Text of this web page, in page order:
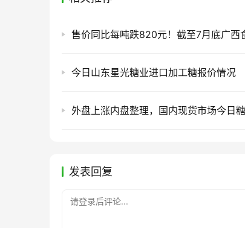
今日山东星光糖业进口加工糖报价情况
发表回复
请登录后评论...